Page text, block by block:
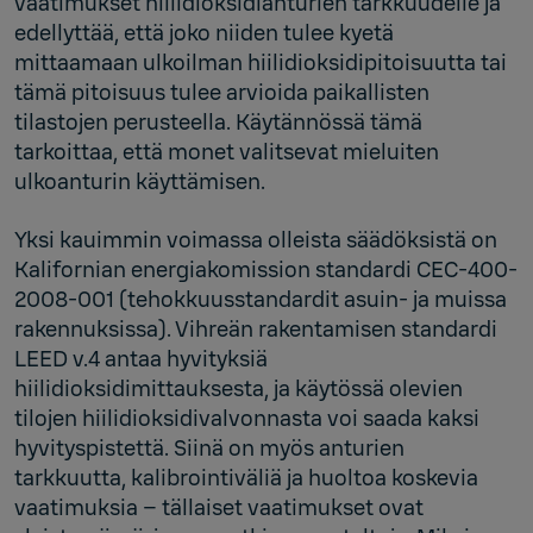
edellyttää, että joko niiden tulee kyetä
mittaamaan ulkoilman hiilidioksidipitoisuutta tai
tämä pitoisuus tulee arvioida paikallisten
tilastojen perusteella. Käytännössä tämä
tarkoittaa, että monet valitsevat mieluiten
ulkoanturin käyttämisen.
Yksi kauimmin voimassa olleista säädöksistä on
Kalifornian energiakomission standardi CEC-400-
2008-001 (tehokkuusstandardit asuin- ja muissa
rakennuksissa). Vihreän rakentamisen standardi
LEED v.4 antaa hyvityksiä
hiilidioksidimittauksesta, ja käytössä olevien
tilojen hiilidioksidivalvonnasta voi saada kaksi
hyvityspistettä. Siinä on myös anturien
tarkkuutta, kalibrointiväliä ja huoltoa koskevia
vaatimuksia – tällaiset vaatimukset ovat